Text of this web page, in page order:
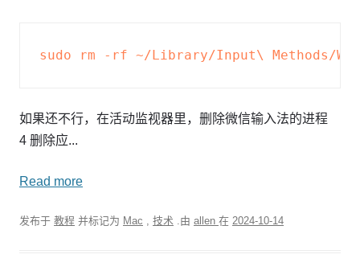
如果还不行，在活动监视器里，删除微信输入法的进程
4 删除应...
Read more
发布于 教程 并标记为 Mac , 技术 .由 allen 在 2024-10-14